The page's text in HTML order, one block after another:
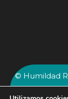
© Humildad
AVISO